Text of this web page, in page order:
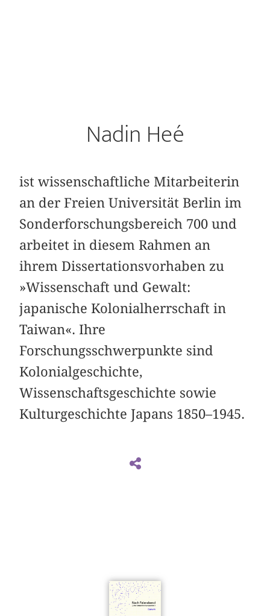
Nadin Heé
ist wissenschaftliche Mitarbeiterin
an der Freien Universität Berlin im
Sonderforschungsbereich 700 und
arbeitet in diesem Rahmen an
ihrem Dissertationsvorhaben zu
»Wissenschaft und Gewalt:
japanische Kolonialherrschaft in
Taiwan«. Ihre
Forschungsschwerpunkte sind
Kolonialgeschichte,
Wissenschaftsgeschichte sowie
Kulturgeschichte Japans 1850–1945.